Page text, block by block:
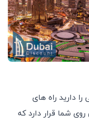
دارید راه های
شما قرار دارد که